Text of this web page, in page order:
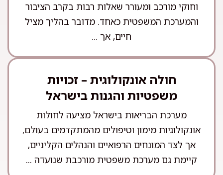
וחוקי מורכב ומעורר שאלות רבות בקרב הציבור
והמערכת המשפטית כאחד. מדובר בהליך מציל
חיים, אך ...
חולה אונקולוגית – זכויות
משפטיות והגנות בישראל
מערכת הבריאות בישראל מציעה לחולות
אונקולוגיות מימון וטיפולים מהמתקדמים בעולם,
אך לצד המונחים הרפואיים והנהלים הקליניים,
קיימת גם מערכת משפטית מורכבת שנועדה ...